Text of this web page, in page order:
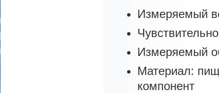
Измepяeмый
Измеряемый
Материал:
компонент